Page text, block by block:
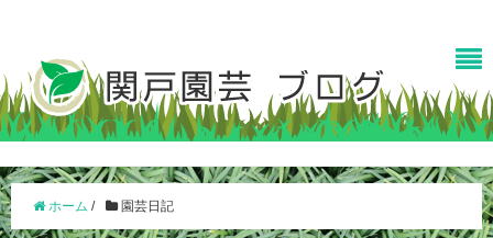
ホーム / 園芸日記